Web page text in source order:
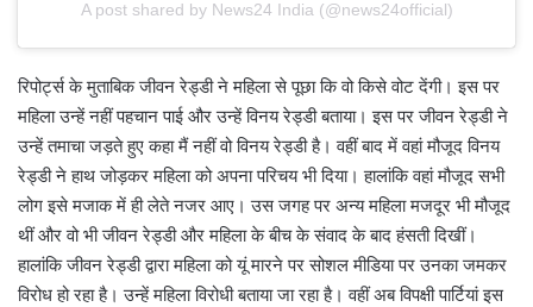
A post shared by News24 India (@news24official)
रिपोर्ट्स के मुताबिक जीवन रेड्डी ने महिला से पूछा कि वो किसे वोट देंगी। इस पर
महिला उन्हें नहीं पहचान पाई और उन्हें विनय रेड्डी बताया। इस पर जीवन रेड्डी ने
उन्हें तमाचा जड़ते हुए कहा मैं नहीं वो विनय रेड्डी है। वहीं बाद में वहां मौजूद विनय
रेड्डी ने हाथ जोड़कर महिला को अपना परिचय भी दिया। हालांकि वहां मौजूद सभी
लोग इसे मजाक में ही लेते नजर आए। उस जगह पर अन्य महिला मजदूर भी मौजूद
थीं और वो भी जीवन रेड्डी और महिला के बीच के संवाद के बाद हंसती दिखीं।
हालांकि जीवन रेड्डी द्वारा महिला को यूं मारने पर सोशल मीडिया पर उनका जमकर
विरोध हो रहा है। उन्हें महिला विरोधी बताया जा रहा है। वहीं अब विपक्षी पार्टियां इस